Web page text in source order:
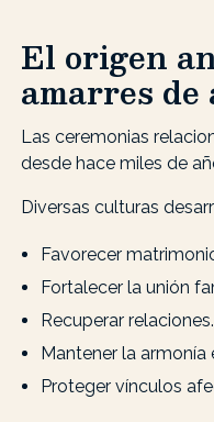
El origen
amarres de
Las ceremonias
desde hace miles de
Diversas culturas
Favorecer
Fortalecer la unión
Recuperar relaciones.
Mantener la armonía
Proteger vínculos